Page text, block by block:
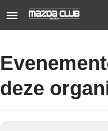
deze